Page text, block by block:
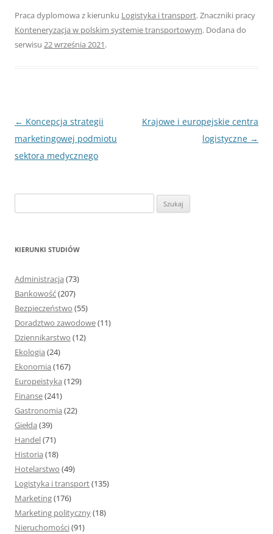
Praca dyplomowa z kierunku Logistyka i transport. Znaczniki pracy
Konteneryzacja w polskim systemie transportowym. Dodana do
serwisu 22 września 2021.
Nawigacja
wpisu
← Koncepcja strategii
marketingowej podmiotu
sektora medycznego
Krajowe i europejskie centra
logistyczne →
z
KIERUNKI STUDIÓW
Administracja (73)
Bankowość(207)
Bezpieczeństwo (55)
Doradztwo zawodowe(11)
Dziennikarstwo (12)
Ekologia (24)
Ekonomia (167)
Europeistyka (129)
Finanse(241)
Gastronomia (22)
Giełda (39)
Handel(71)
Historia (18)
Hotelarstwo (49)
Logistyka i transport(135)
Marketing(176)
Marketing polityczny(18)
Nieruchomości(91)